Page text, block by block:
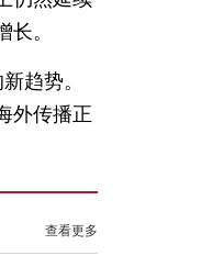
。
趋势。
外传播正
查看更多